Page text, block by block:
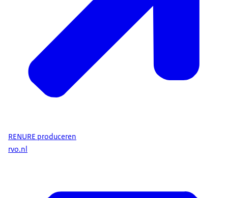
RENURE produceren
rvo.nl